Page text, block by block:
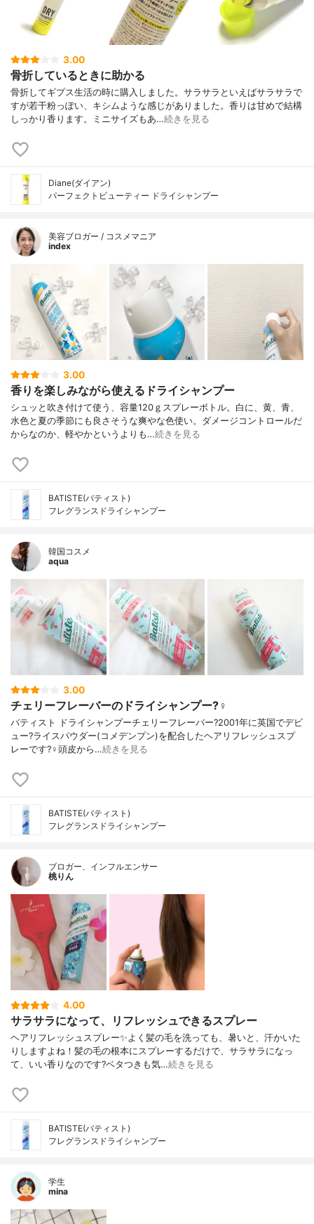
3.00
骨折しているときに助かる
骨折してギプス生活の時に購入しました。サラサラといえばサラサラで
すが若干粉っぽい、キシムような感じがありました。香りは甘めで結構
しっかり香ります。ミニサイズもあ…続きを見る
Diane(ダイアン)
パーフェクトビューティー ドライシャンプー
美容ブロガー / コスメマニア
index
3.00
香りを楽しみながら使えるドライシャンプー
シュッと吹き付けて使う、容量120ｇスプレーボトル。白に、黄、青、
水色と夏の季節にも良さそうな爽やな色使い。ダメージコントロールだ
からなのか、軽やかというよりも…続きを見る
BATISTE(バティスト)
フレグランスドライシャンプー
韓国コスメ
aqua
3.00
チェリーフレーバーのドライシャンプー?‍♀️
バティスト ドライシャンプーチェリーフレーバー?2001年に英国でデビ
ュー?ライスパウダー(コメデンプン)を配合したヘアリフレッシュスプ
レーです?‍♀️頭皮から…続きを見る
BATISTE(バティスト)
フレグランスドライシャンプー
ブロガー、インフルエンサー
桃りん
4.00
サラサラになって、リフレッシュできるスプレー
ヘアリフレッシュスプレー✨よく髪の毛を洗っても、暑いと、汗かいた
りしますよね！髪の毛の根本にスプレーするだけで、サラサラになっ
て、いい香りなのです?ベタつきも気…続きを見る
BATISTE(バティスト)
フレグランスドライシャンプー
学生
mina